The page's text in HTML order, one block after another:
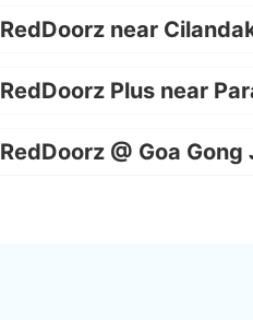
RedDoorz near
RedDoorz Plus near
RedDoorz @ Goa